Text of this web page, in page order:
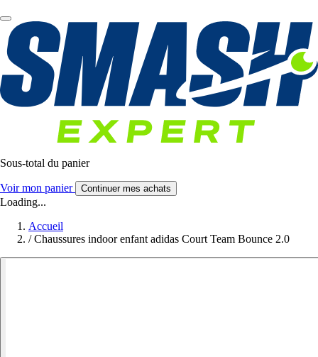
Sous-total du panier
Voir mon panier Continuer mes achats
Loading...
Accueil
/ Chaussures indoor enfant adidas Court Team Bounce 2.0